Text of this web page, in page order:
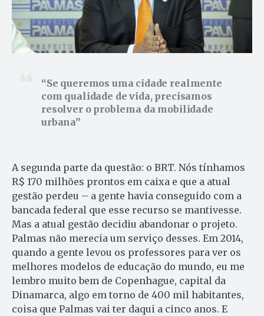
Se queremos uma cidade realmente
com qualidade de vida, precisamos
resolver o problema da mobilidade
urbana
A segunda parte da questão: o BRT. Nós tínhamos
R$ 170 milhões prontos em caixa e que a atual
gestão perdeu – a gente havia conseguido com a
bancada federal que esse recurso se mantivesse.
Mas a atual gestão decidiu abandonar o projeto.
Palmas não merecia um serviço desses. Em 2014,
quando a gente levou os professores para ver os
melhores modelos de educação do mundo, eu me
lembro muito bem de Copenhague, capital da
Dinamarca, algo em torno de 400 mil habitantes,
coisa que Palmas vai ter daqui a cinco anos. E